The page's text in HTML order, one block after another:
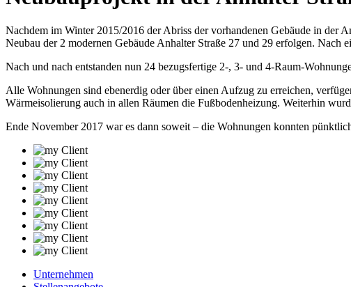
Nachdem im Winter 2015/2016 der Abriss der vorhandenen Gebäude in der
Neubau der 2 modernen Gebäude Anhalter Straße 27 und 29 erfolgen.
Nach und nach entstanden nun 24 bezugsfertige 2-, 3- und 4-Raum-
Alle Wohnungen sind ebenerdig oder über einen Aufzug zu erreichen,
Wärmeisolierung auch in allen Räumen die Fußbodenheizung. Weiterhin
Ende November 2017 war es dann soweit – die Wohnungen konnten
Unternehmen